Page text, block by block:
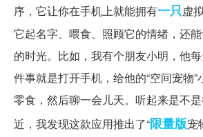
序，它让你在手机上就能拥有一只虚
它起名字、喂食、照顾它的情绪，还
的时光。比如，我有个朋友小明，他
件事就是打开手机，给他的“空间宠物
零食，然后聊一会儿天。听起来是不
近，我发现这款应用推出了“限量版宠